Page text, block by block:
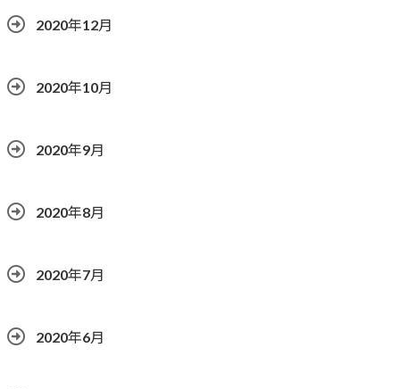
2020年12月
2020年10月
2020年9月
2020年8月
2020年7月
2020年6月